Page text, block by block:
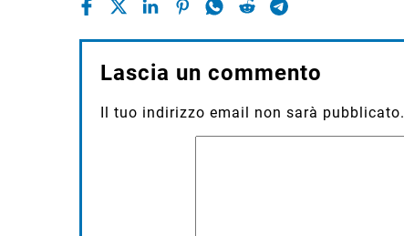
Lascia un commento
Il tuo indirizzo email non sarà pubblicato.